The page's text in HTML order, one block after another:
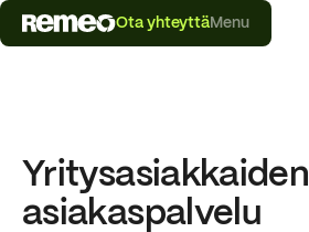
Ota yhteyttäMenu
Yritysasiakkaiden
asiakaspalvelu